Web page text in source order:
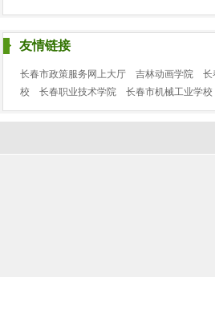
友情链接
长春市政策服务网上大厅 吉林动画学院 长
校
长春职业技术学院 长春市机械工业学校